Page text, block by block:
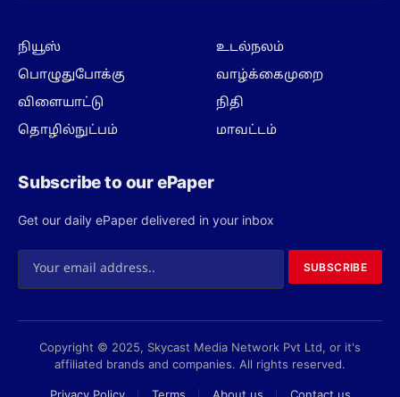
நியூஸ்
பொழுதுபோக்கு
விளையாட்டு
தொழில்நுட்பம்
உடல்நலம்
வாழ்க்கைமுறை
நிதி
மாவட்டம்
Subscribe to our ePaper
Get our daily ePaper delivered in your inbox
SUBSCRIBE
Copyright © 2025, Skycast Media Network Pvt Ltd, or it's
affiliated brands and companies. All rights reserved.
Privacy Policy Terms About us Contact us